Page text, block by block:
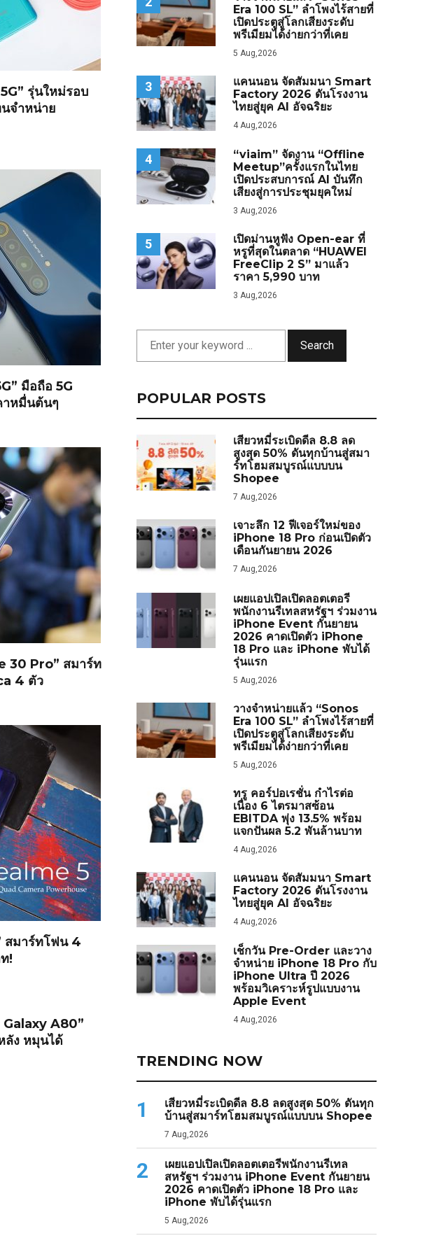
รุ่นใหม่รอบ
จำหน่าย
มือถือ 5G
าหมื่นต้นๆ
30 Pro” สมาร์ท
4 ตัว
สมาร์ทโฟน 4
!
A80”
ลัง หมุนได้
Era 100 SL” ลำโพงไร้สายที่
เปิดประตูสู่โลกเสียงระดับ
พรีเมียมได้ง่ายกว่าที่เคย
5 Aug,2026
3
แคนนอน จัดสัมมนา Smart
Factory 2026 ดันโรงงาน
ไทยสู่ยุค AI อัจฉริยะ
4 Aug,2026
4
“viaim” จัดงาน “Offline
Meetup”ครั้งแรกในไทย
เปิดประสบการณ์ AI บันทึก
เสียงสู่การประชุมยุคใหม่
3 Aug,2026
5
เปิดม่านหูฟัง Open-ear ที่
หรูที่สุดในตลาด “HUAWEI
FreeClip 2 S” มาแล้ว
ราคา 5,990 บาท
3 Aug,2026
Search
POPULAR POSTS
เสียวหมี่ระเบิดดีล 8.8 ลด
สูงสุด 50% ดันทุกบ้านสู่สมา
ร์ทโฮมสมบูรณ์แบบบน
Shopee
7 Aug,2026
เจาะลึก 12 ฟีเจอร์ใหม่ของ
iPhone 18 Pro ก่อนเปิดตัว
เดือนกันยายน 2026
7 Aug,2026
เผยแอปเปิลเปิดลอตเตอรี
พนักงานรีเทลสหรัฐฯ ร่วมงาน
iPhone Event กันยายน
2026 คาดเปิดตัว iPhone
18 Pro และ iPhone พับได้
รุ่นแรก
5 Aug,2026
วางจำหน่ายแล้ว “Sonos
Era 100 SL” ลำโพงไร้สายที่
เปิดประตูสู่โลกเสียงระดับ
พรีเมียมได้ง่ายกว่าที่เคย
5 Aug,2026
ทรู คอร์ปอเรชั่น กำไรต่อ
เนื่อง 6 ไตรมาสซ้อน
EBITDA พุ่ง 13.5% พร้อม
แจกปันผล 5.2 พันล้านบาท
4 Aug,2026
แคนนอน จัดสัมมนา Smart
Factory 2026 ดันโรงงาน
ไทยสู่ยุค AI อัจฉริยะ
4 Aug,2026
เช็กวัน Pre-Order และวาง
จำหน่าย iPhone 18 Pro กับ
iPhone Ultra ปี 2026
พร้อมวิเคราะห์รูปแบบงาน
Apple Event
4 Aug,2026
TRENDING NOW
1
เสียวหมี่ระเบิดดีล 8.8 ลดสูงสุด 50% ดันทุก
บ้านสู่สมาร์ทโฮมสมบูรณ์แบบบน Shopee
7 Aug,2026
2
เผยแอปเปิลเปิดลอตเตอรีพนักงานรีเทล
สหรัฐฯ ร่วมงาน iPhone Event กันยายน
2026 คาดเปิดตัว iPhone 18 Pro และ
iPhone พับได้รุ่นแรก
5 Aug,2026